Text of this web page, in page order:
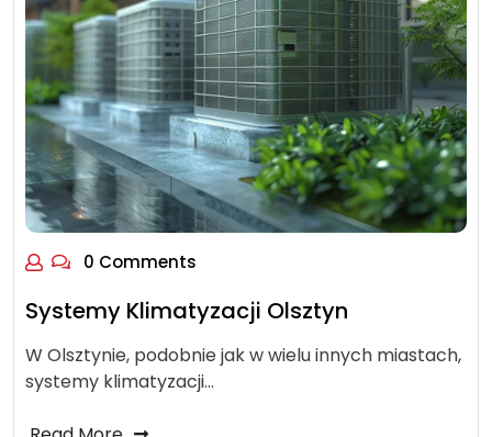
0 Comments
Systemy Klimatyzacji Olsztyn
W Olsztynie, podobnie jak w wielu innych miastach,
systemy klimatyzacji…